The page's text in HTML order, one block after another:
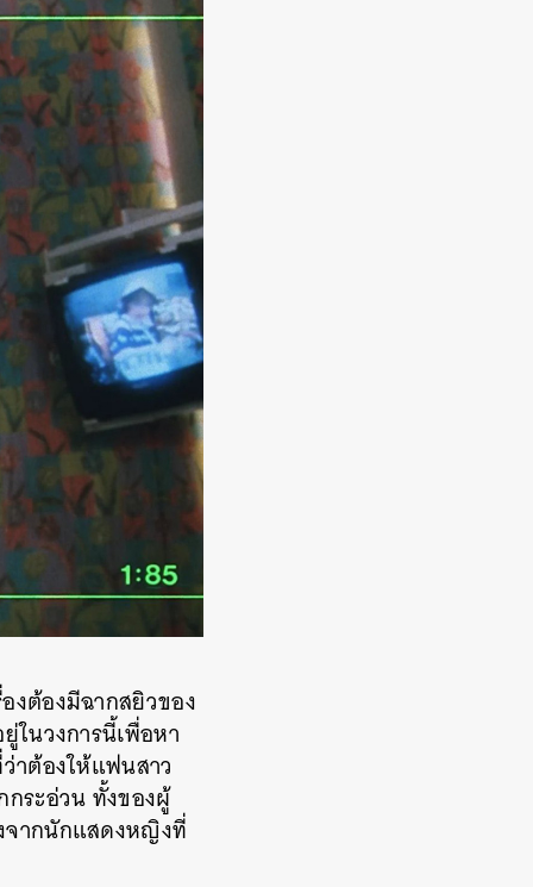
งต้องมีฉากสยิวของ
ในวงการนี้เพื่อหา
าต้องให้แฟนสาว
ระอ่วน ทั้งของผู้
จากนักแสดงหญิงที่